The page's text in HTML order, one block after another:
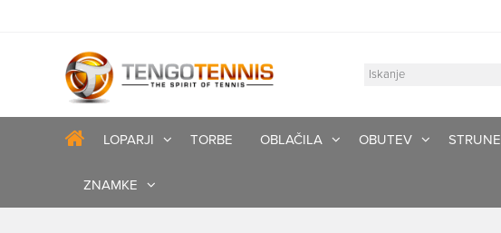
LOPARJI TORBE OBLAČILA OBUTEV STRUNE
ZNAMKE